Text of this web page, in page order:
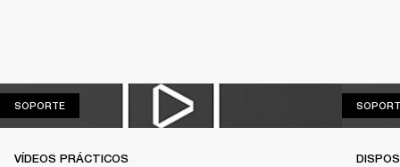
SOPORTESOPORTE
VÍDEOS PRÁCTICOS